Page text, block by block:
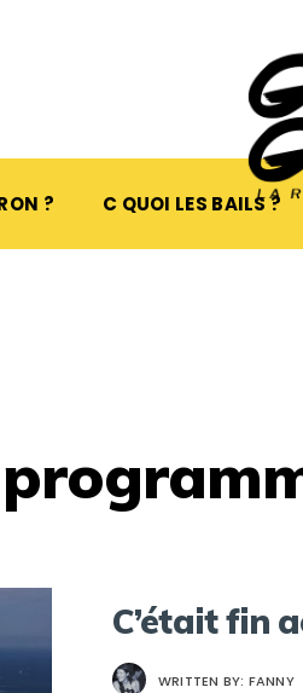
? C QUOI LES BAILS ?
C’était fin
WRITTEN BY: FANNY